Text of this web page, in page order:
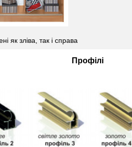
як зліва, так і справа
Профілі